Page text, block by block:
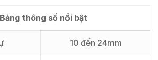
Bảng thông số nổi bật
10 đến 24mm